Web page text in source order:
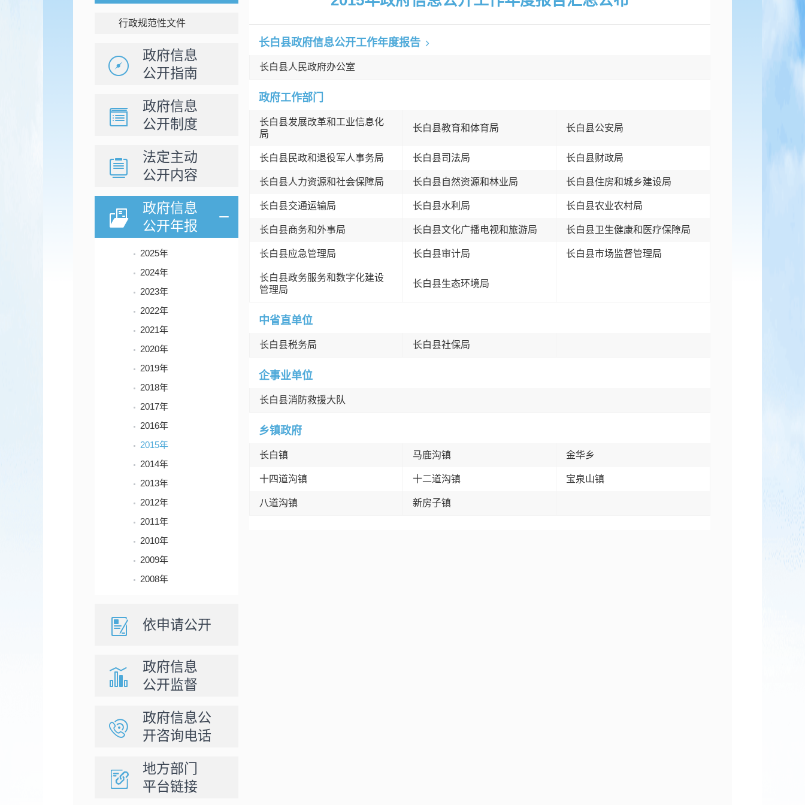
行政规范性文件
政府信息
公开指南
政府信息
公开制度
法定主动
公开内容
政府信息
公开年报
2025年
2024年
2023年
2022年
2021年
2020年
2019年
2018年
2017年
2016年
2015年
2014年
2013年
2012年
2011年
2010年
2009年
2008年
依申请公开
政府信息
公开监督
政府信息公
开咨询电话
地方部门
平台链接
长白县政府信息公开工作年度报告
长白县人民政府办公室
政府工作部门
长白县发展改革和工业信息化
局
长白县教育和体育局 长白县公安局
长白县民政和退役军人事务局 长白县司法局 长白县财政局
长白县人力资源和社会保障局 长白县自然资源和林业局 长白县住房和城乡建设局
长白县交通运输局 长白县水利局 长白县农业农村局
长白县商务和外事局 长白县文化广播电视和旅游局 长白县卫生健康和医疗保障局
长白县应急管理局 长白县审计局 长白县市场监督管理局
长白县政务服务和数字化建设
管理局
长白县生态环境局
中省直单位
长白县税务局 长白县社保局
企事业单位
长白县消防救援大队
乡镇政府
长白镇 马鹿沟镇 金华乡
十四道沟镇 十二道沟镇 宝泉山镇
八道沟镇 新房子镇